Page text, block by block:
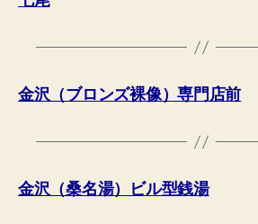
金沢（ブロンズ裸像）専門店前
金沢（桑名湯）ビル型銭湯